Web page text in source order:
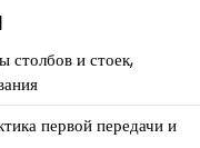
столбов и стоек,
первой передачи и